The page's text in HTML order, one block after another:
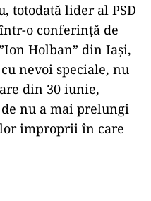
totodată lider al PSD
o conferinţă de
Holban” din Iaşi,
nevoi speciale, nu
din 30 iunie,
nu a mai prelungi
improprii în care